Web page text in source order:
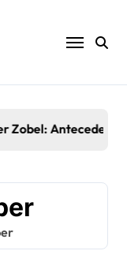
Cronologia da